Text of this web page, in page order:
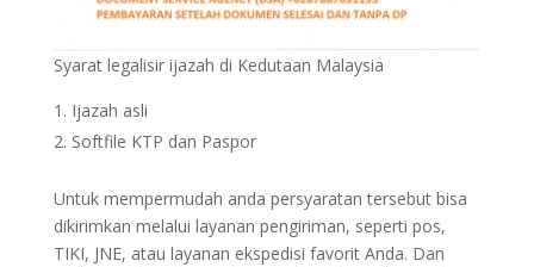
Syarat legalisir ijazah di Kedutaan Malaysia
Ijazah asli
Softfile KTP dan Paspor
Untuk mempermudah anda persyaratan tersebut bisa
dikirimkan melalui layanan pengiriman, seperti pos,
TIKI, JNE, atau layanan ekspedisi favorit Anda. Dan